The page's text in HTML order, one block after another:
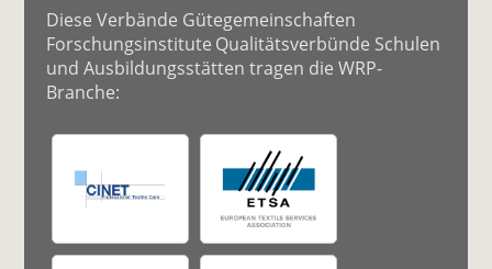
Diese Verbände Gütegemeinschaften
Forschungsinstitute Qualitätsverbünde Schulen
und Ausbildungsstätten tragen die WRP-
Branche: